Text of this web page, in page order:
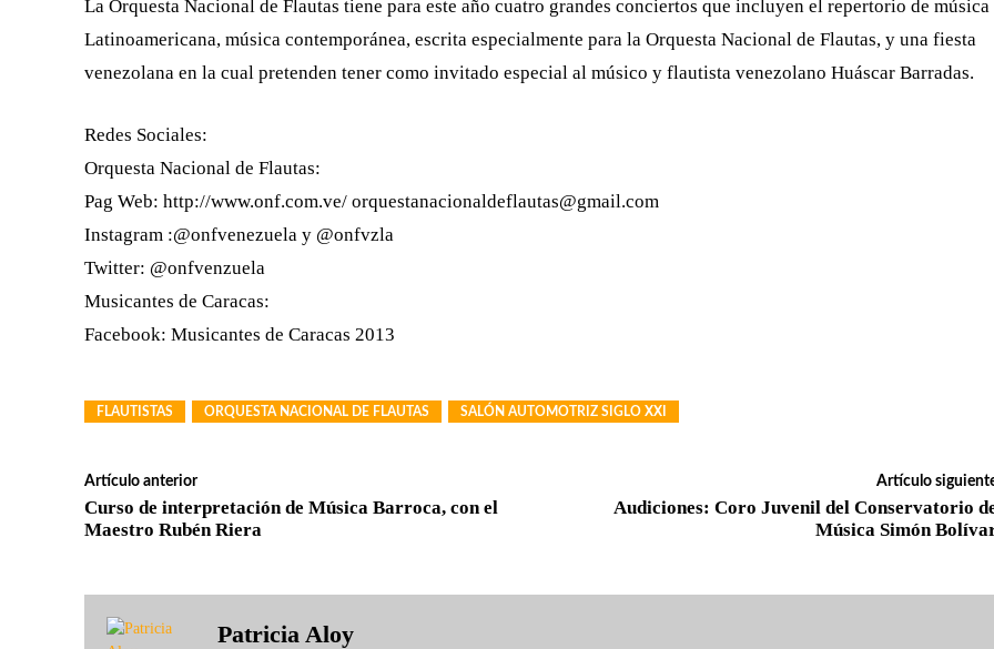
La Orquesta Nacional de Flautas tiene para este año cuatro grandes conciertos que incluyen el repertorio de música
Latinoamericana, música contemporánea, escrita especialmente para la Orquesta Nacional de Flautas, y una fiesta
venezolana en la cual pretenden tener como invitado especial al músico y flautista venezolano Huáscar Barradas.
Redes Sociales:
Orquesta Nacional de Flautas:
Pag Web: http://www.onf.com.ve/ orquestanacionaldeflautas@gmail.com
Instagram :@onfvenezuela y @onfvzla
Twitter: @onfvenzuela
Musicantes de Caracas:
Facebook: Musicantes de Caracas 2013
FLAUTISTAS ORQUESTA NACIONAL DE FLAUTAS SALÓN AUTOMOTRIZ SIGLO XXI
Artículo anterior
Curso de interpretación de Música Barroca, con el
Maestro Rubén Riera
Artículo
Audiciones: Coro Juvenil del Conservatorio
Música Simón
Patricia Aloy